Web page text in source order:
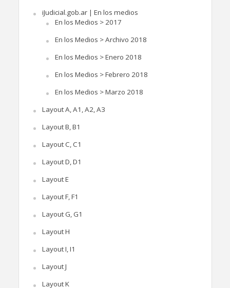
iJudicial.gob.ar | En los medios
En los Medios > 2017
En los Medios > Archivo 2018
En los Medios > Enero 2018
En los Medios > Febrero 2018
En los Medios > Marzo 2018
Layout A, A1, A2, A3
Layout B, B1
Layout C, C1
Layout D, D1
Layout E
Layout F, F1
Layout G, G1
Layout H
Layout I, I1
Layout J
Layout K